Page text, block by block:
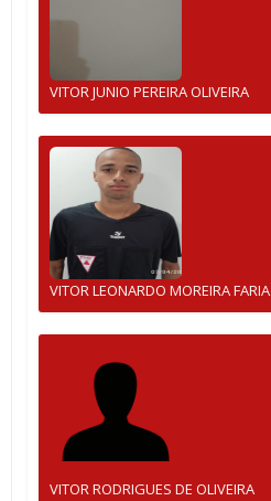
VITOR JUNIO PEREIRA OLIVEIRA
VITOR LEONARDO MOREIRA FARIA
VITOR RODRIGUES DE OLIVEIRA